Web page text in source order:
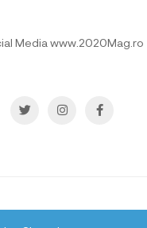
Media www.2020Mag.ro